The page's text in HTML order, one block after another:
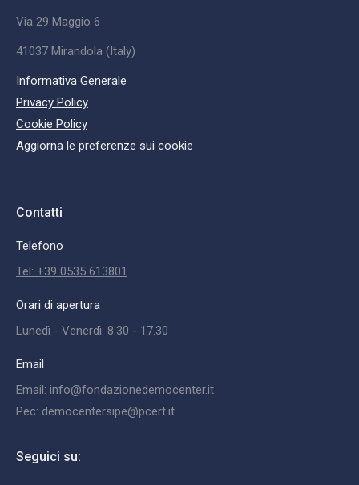
Via 29 Maggio 6
41037 Mirandola (Italy)
Informativa Generale
Privacy Policy
Cookie Policy
Aggiorna le preferenze sui cookie
Contatti
Telefono
Tel: +39 0535 613801
Orari di apertura
Lunedì - Venerdì: 8.30 - 17.30
Email
Email: info@fondazionedemocenter.it
Pec: democentersipe@pcert.it
Seguici su: